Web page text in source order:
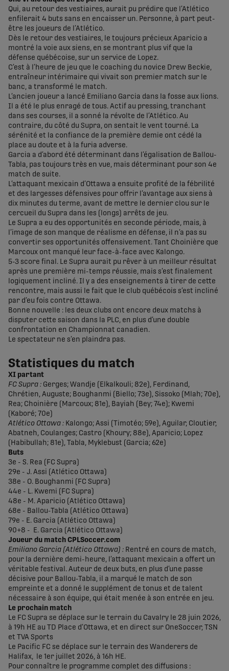
Qui, au retour des vestiaires, aurait pu prédire que l’Atlético
enfilerait 4 buts sans en encaisser un. Personne, à part peut-
être les joueurs de l’Atlético.
Dès le retour des vestiaires, le toujours précieux Aparicio a
montré la voie aux siens, en se montrant plus vif que la
défense québécoise, sur un service de Lopez.
C’est à l’heure de jeu que le coaching du novice Drew Beckie,
entraîneur intérimaire qui vivait son premier match sur le
banc, a transformé le match.
L’ancien joueur a lancé Emiliano Garcia dans la fosse aux lions.
Il a été le plus enragé de tous. Actif au pressing, tranchant
dans ses courses, il a sonné la révolte de l’Atlético. Au
contraire, du côté du Supra, on sentait le vent tourné. La
sérénité et la confiance de la première demie ont cédé la
place au doute et à la furia adverse.
Garcia a d’abord été déterminant dans l’égalisation de Ballou-
Tabla, pas toujours très en vue, mais déterminant pour son 4e
match de suite.
L’attaquant mexicain d’Ottawa a ensuite profité de la fébrilité
et des largesses défensives pour offrir l’avantage aux siens à
dix minutes du terme, avant de mettre le dernier clou sur le
cercueil du Supra dans les (longs) arrêts de jeu.
Le Supra a eu des opportunités en seconde période, mais, à
l’image de son manque de réalisme en défense, il n’a pas su
convertir ses opportunités offensivement. Tant Choinière que
Marcoux ont manqué leur face-à-face avec Kalongo.
5-3 score final. Le Supra aurait pu rêver à un meilleur résultat
après une première mi-temps réussie, mais s’est finalement
logiquement incliné. Il y a des enseignements à tirer de cette
rencontre, mais aussi le fait que le club québécois s’est incliné
par d’eu fois contre Ottawa.
Bonne nouvelle : les deux clubs ont encore deux matchs à
disputer cette saison dans la PLC, en plus d’une double
confrontation en Championnat canadien.
Le spectateur ne s’en plaindra pas.
Statistiques du match
XI partant
FC Supra : Gerges; Wandje (Elkalkouli; 82e), Ferdinand,
Chrétien, Auguste; Boughanmi (Biello; 73e), Sissoko (Mlah; 70e),
Rea; Choinière (Marcoux; 81e), Bayiah (Bey; 74e); Kwemi
(Kaboré; 70e)
Atlético Ottawa : Kalongo; Assi (Timotéo; 59e), Aguilar, Cloutier,
Abatneh, Coulanges; Castro (Khoury; 88e), Aparicio; Lopez
(Habibullah; 81e), Tabla, Myklebust (Garcia; 62e)
Buts
3e - S. Rea (FC Supra)
29e - J. Assi (Atlético Ottawa)
38e - O. Boughanmi (FC Supra)
44e - L. Kwemi (FC Supra)
48e - M. Aparicio (Atlético Ottawa)
68e - Ballou-Tabla (Atlético Ottawa)
79e - E. Garcia (Atlético Ottawa)
90+8 - E. Garcia (Atlético Ottawa)
Joueur du match CPLSoccer.com
Emiliano Garcia (Atlético Ottawa) : Rentré en cours de match,
pour la dernière demi-heure, l’attaquant mexicain a offert un
véritable festival. Auteur de deux buts, en plus d’une passe
décisive pour Ballou-Tabla, il a marqué le match de son
empreinte et a donné le supplément de tonus et de talent
nécessaire à son équipe, qui était menée à son entrée en jeu.
Le prochain match
Le FC Supra se déplace sur le terrain du Cavalry le 28 juin 2026,
à 19h HE au TD Place d’Ottawa, et en direct sur OneSoccer, TSN
et TVA Sports
Le Pacific FC se déplace sur le terrain des Wanderers de
Halifax, le 1er juillet 2026, à 16h HE.
Pour connaître le programme complet des diffusions :